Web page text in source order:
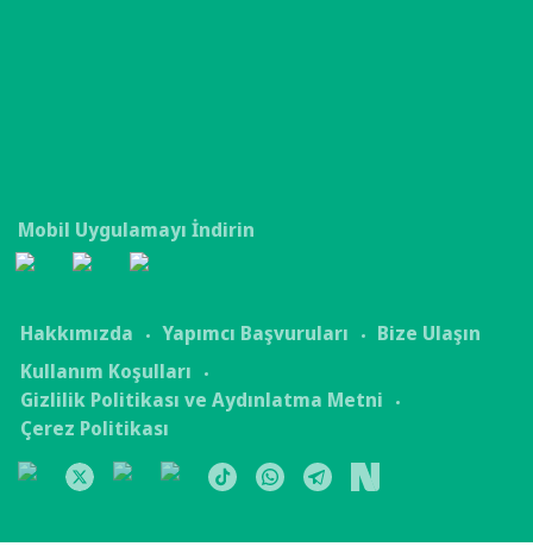
Mobil Uygulamayı İndirin
Hakkımızda Yapımcı Başvuruları
Bize Ulaşın
Kullanım Koşulları
Gizlilik Politikası ve Aydınlatma Metni
Çerez Politikası